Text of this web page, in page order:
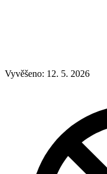
Vyvěšeno: 12. 5. 2026